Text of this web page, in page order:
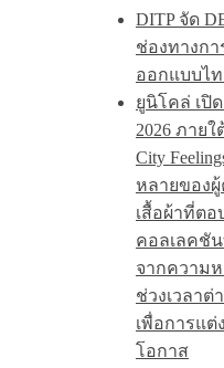
DITP จัด
ช่องทางก
ออกแบบไ
ยูนิโคล่ เปิด
2026 ภายใ
City
หลายของ
เสื้อผ้าที่ต
คอลเลคชั
จากความ
ช่วงเวลาต่
เพื่อการแ
โอกาส